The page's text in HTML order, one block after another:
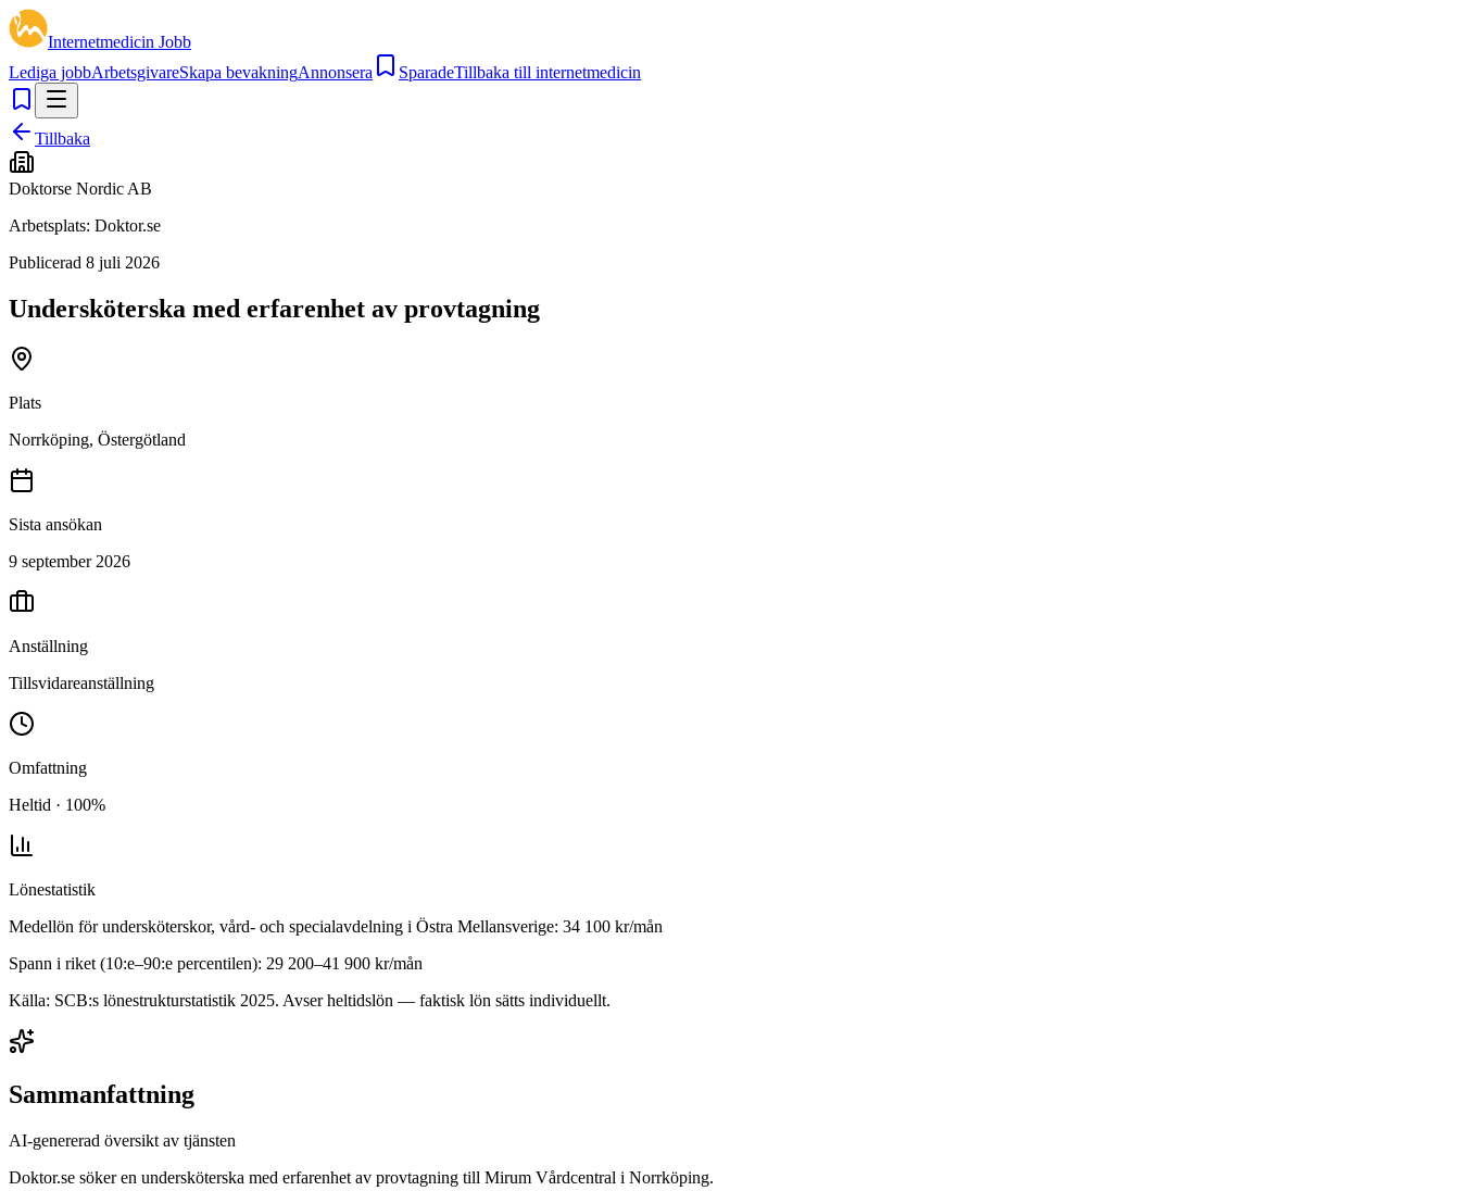
Internetmedicin Jobb
Lediga jobbArbetsgivareSkapa bevakningAnnonsera SparadeTillbaka till internetmedicin
Tillbaka
Doktorse Nordic AB
Arbetsplats: Doktor.se
Publicerad 8 juli 2026
Undersköterska med erfarenhet av provtagning
Plats
Norrköping, Östergötland
Sista ansökan
9 september 2026
Anställning
Tillsvidareanställning
Omfattning
Heltid · 100%
Lönestatistik
Medellön förundersköterskor, vård- och specialavdelning i Östra Mellansverige: 34 100 kr/mån
Spann i riket (10:e–90:e percentilen): 29 200–41 900 kr/mån
Källa: SCB:s lönestrukturstatistik 2025. Avser heltidslön — faktisk lön sätts individuellt.
Sammanfattning
AI-genererad översikt av tjänsten
Doktor.se söker en undersköterska med erfarenhet av provtagning till Mirum Vårdcentral i Norrköping.